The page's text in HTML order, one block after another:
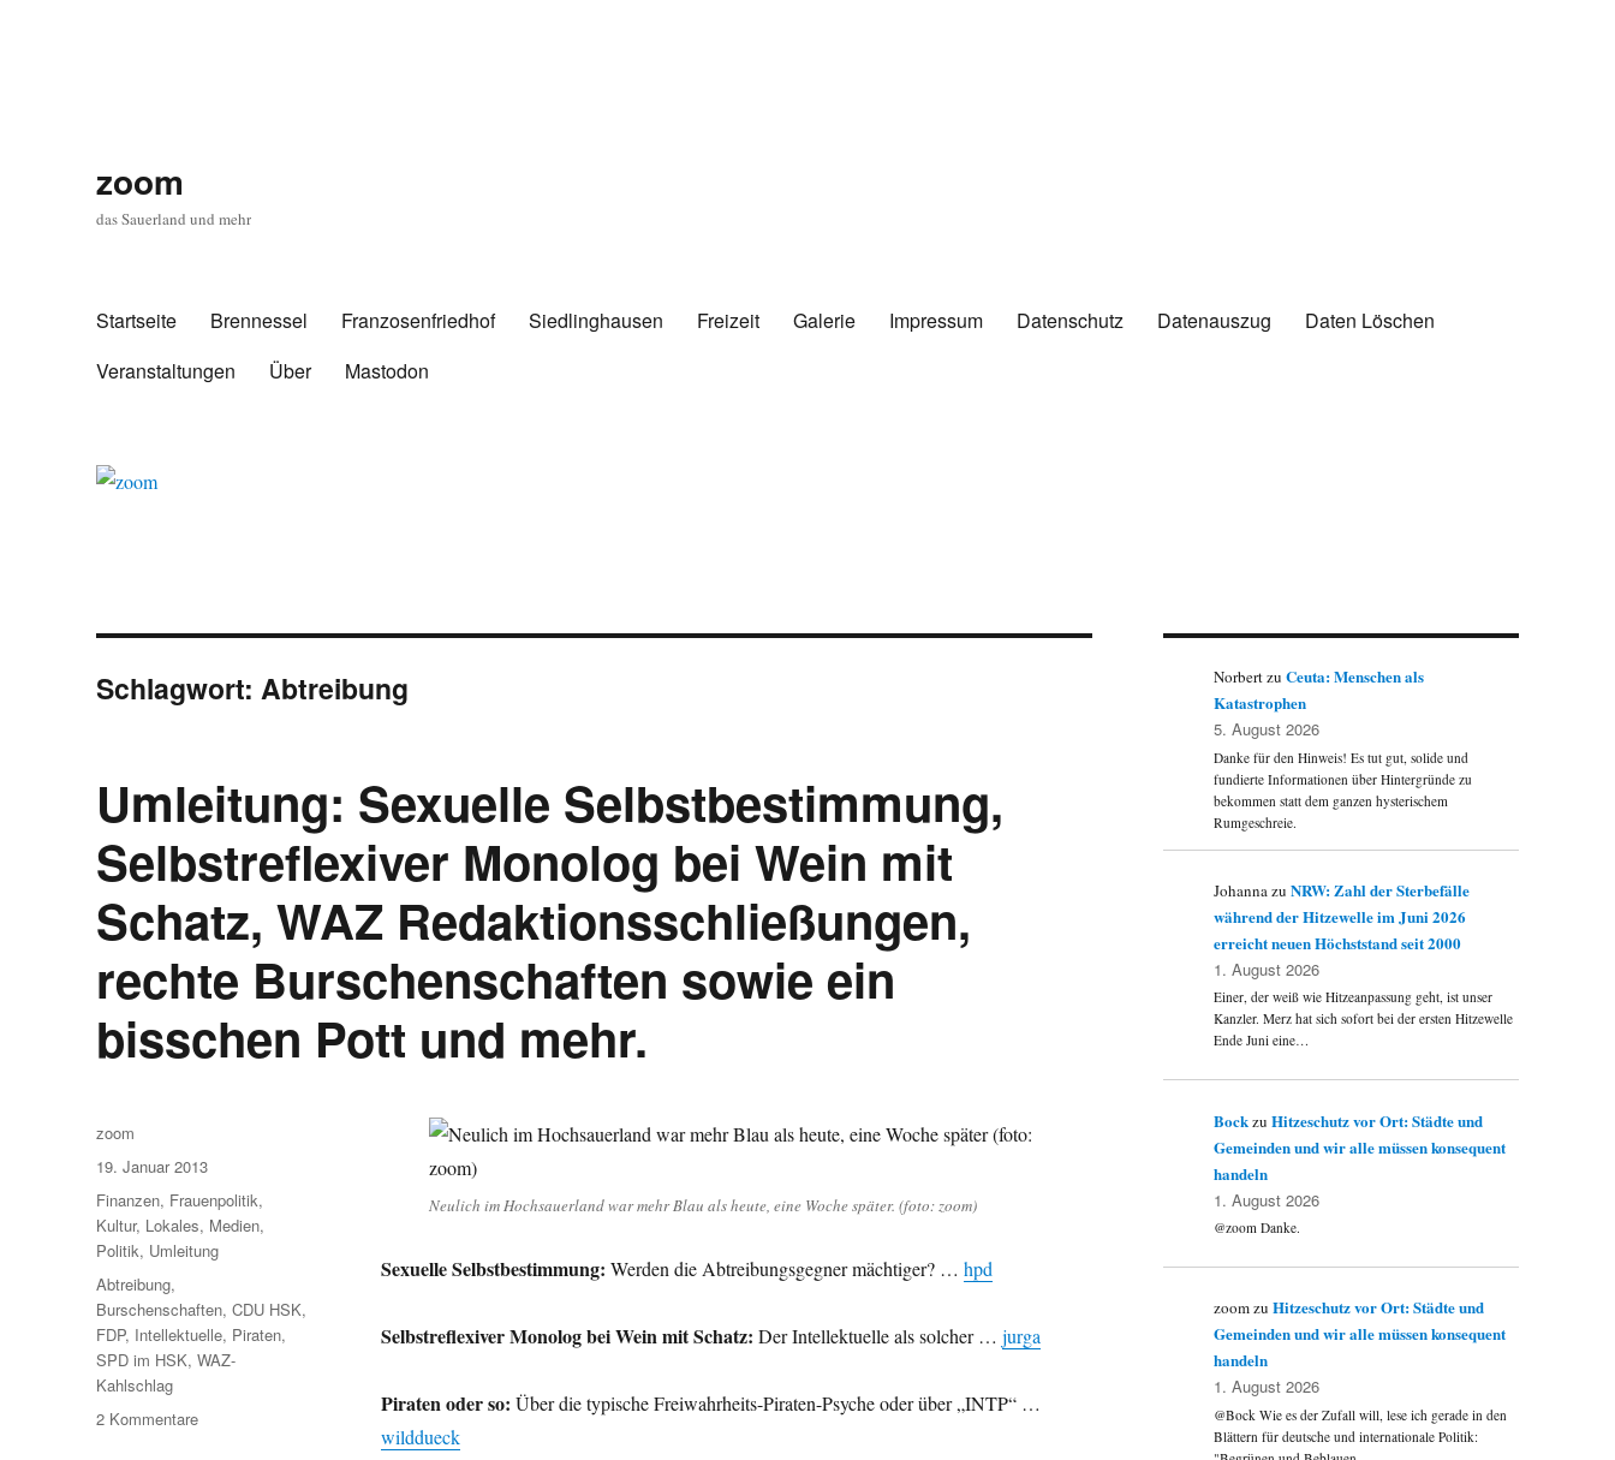
zoom
das Sauerland und mehr
Startseite Brennessel Franzosenfriedhof Siedlinghausen Freizeit Galerie Impressum Datenschutz Datenauszug
Daten Löschen
Veranstaltungen
Über Mastodon
Schlagwort:Abtreibung
Umleitung: Sexuelle Selbstbestimmung,
Selbstreflexiver Monolog bei Wein mit
Schatz, WAZ Redaktionsschließungen,
rechte Burschenschaften sowie ein
bisschen Pott und mehr.
Neulich im Hochsauerland war mehr Blau als heute, eine Woche später. (foto: zoom)
Sexuelle Selbstbestimmung: Werden die Abtreibungsgegner mächtiger? … hpd
Selbstreflexiver Monolog bei Wein mit Schatz: Der Intellektuelle als solcher … jurga
Piraten oder so: Über die typische Freiwahrheits-Piraten-Psyche oder über „INTP“ …
wilddueck
Autor
zoom
Veröffentlicht
am
19. Januar 2013
Kategorien
Finanzen, Frauenpolitik,
Kultur, Lokales, Medien,
Politik, Umleitung
Schlagwörter
Abtreibung,
Burschenschaften,CDU HSK,
FDP, Intellektuelle, Piraten,
SPD im HSK,WAZ-
Kahlschlag
2 Kommentarezu
NorbertzuCeuta: Menschen als
Katastrophen
5. August 2026
Danke für den Hinweis! Es tut gut, solide und
fundierte Informationen über Hintergründe zu
bekommen statt dem ganzen hysterischem
Rumgeschreie.
JohannazuNRW: Zahl der Sterbefälle
während der Hitzewelle im Juni 2026
erreicht neuen Höchststand seit 2000
1. August 2026
Einer, der weiß wie Hitzeanpassung geht, ist unser
Kanzler. Merz hat sich sofort bei der ersten Hitzewelle
Ende Juni eine…
BockzuHitzeschutz vor Ort: Städte und
Gemeinden und wir alle müssen konsequent
handeln
1. August 2026
@zoom Danke.
zoomzuHitzeschutz vor Ort: Städte und
Gemeinden und wir alle müssen konsequent
handeln
1. August 2026
@Bock Wie es der Zufall will, lese ich gerade in den
Blättern für deutsche und internationale Politik: